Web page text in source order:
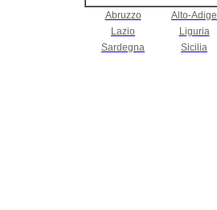
Abruzzo Alto-Adige
Lazio
Liguria
Sardegna
Sicilia